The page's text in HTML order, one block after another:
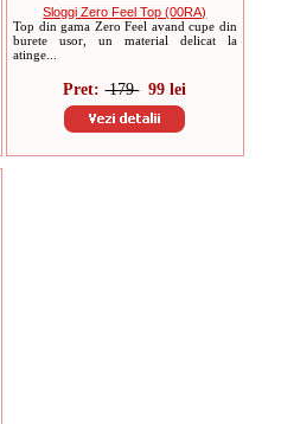
Sloggi Zero Feel Top (00RA)
Top din gama Zero Feel avand cupe din
burete usor, un material delicat la
atinge...
Pret:17999 lei